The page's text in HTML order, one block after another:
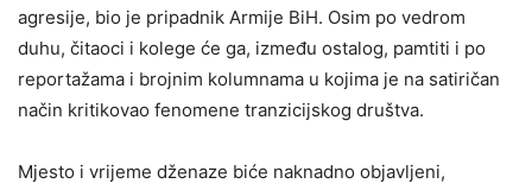
agresije, bio je pripadnik Armije BiH. Osim po vedrom
duhu, čitaoci i kolege će ga, između ostalog, pamtiti i po
reportažama i brojnim kolumnama u kojima je na satiričan
način kritikovao fenomene tranzicijskog društva.
Mjesto i vrijeme dženaze biće naknadno objavljeni,